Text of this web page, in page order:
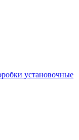
установочные